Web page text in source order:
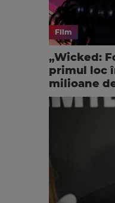
Film
„Wicked:
primul loc
milioane